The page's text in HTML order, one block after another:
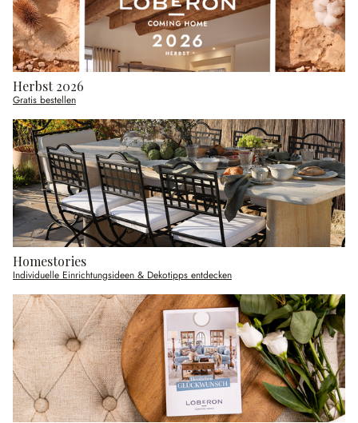
Herbst 2026
Gratis bestellen
Homestories
Individuelle Einrichtungsideen & Dekotipps entdecken